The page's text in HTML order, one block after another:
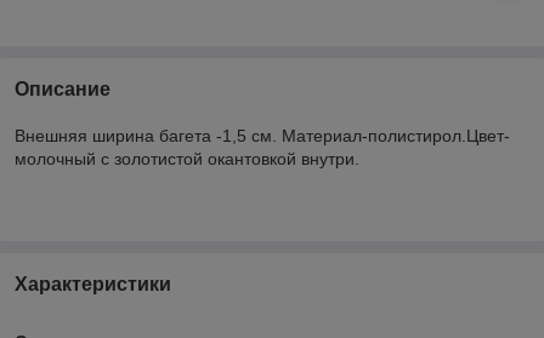
Описание
Внешняя ширина багета -1,5 см. Материал-полистирол.Цвет-
молочный с золотистой окантовкой внутри.
Характеристики